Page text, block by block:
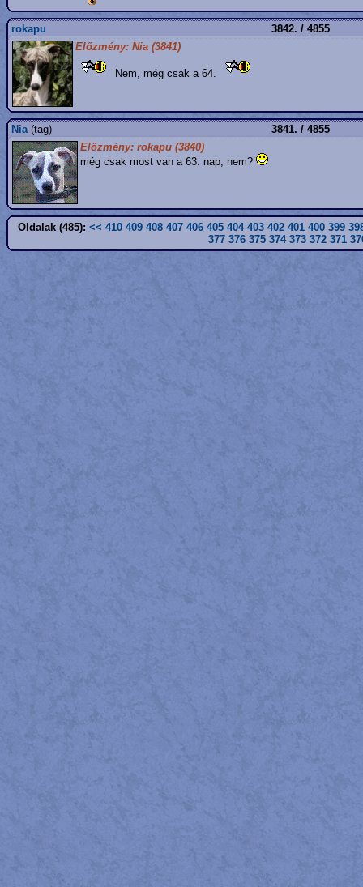
rokapu
3842. / 4855
Előzmény: Nia (3841)
Nem, még csak a 64.
Nia(tag)
3841. / 4855
Előzmény: rokapu (3840)
még csak most van a 63. nap, nem?
Oldalak (485): << 410 409 408 407 406 405 404 403 402 401 400 399
377 376 375 374 373 372 371